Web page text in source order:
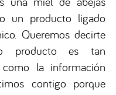
un producto ligado
Queremos decirte
producto es tan
como la información
contigo porque